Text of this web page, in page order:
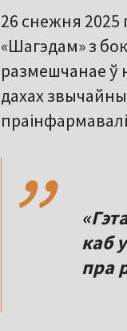
26 снежня
«Шагэдам» з
размешчанае ў
дахах
,,
каб
пра